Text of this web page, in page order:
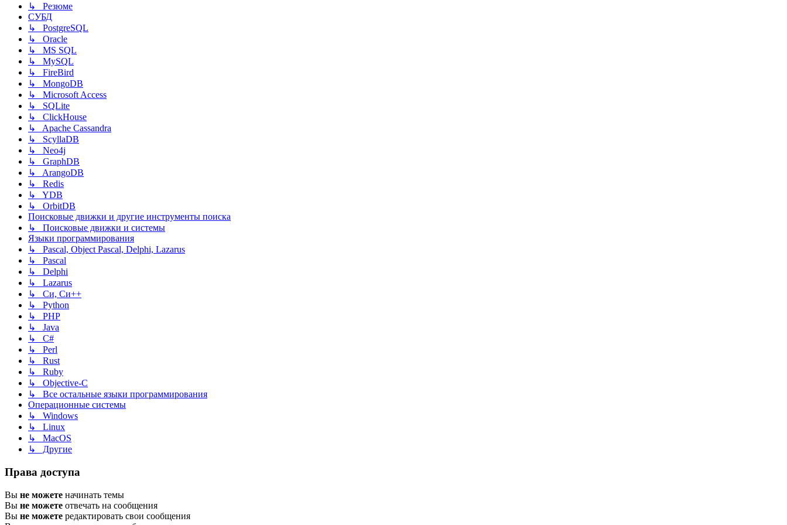
↳ Резюме
СУБД
↳ PostgreSQL
↳ Oracle
↳ MS SQL
↳ MySQL
↳ FireBird
↳ MongoDB
↳ Microsoft Access
↳ SQLite
↳ ClickHouse
↳ Apache Cassandra
↳ ScyllaDB
↳ Neo4j
↳ GraphDB
↳ ArangoDB
↳ Redis
↳ YDB
↳ OrbitDB
Поисковые движки и другие инструменты поиска
↳ Поисковые движки и системы
Языки программирования
↳ Pascal, Object Pascal, Delphi, Lazarus
↳ Pascal
↳ Delphi
↳ Lazarus
↳ Си, Си++
↳ Python
↳ PHP
↳ Java
↳ C#
↳ Perl
↳ Rust
↳ Ruby
↳ Objective-C
↳ Все остальные языки программирования
Операционные системы
↳ Windows
↳ Linux
↳ MacOS
↳ Другие
Права доступа
Вы не можете начинать темы
Вы не можете отвечать на сообщения
Вы не можете редактировать свои сообщения